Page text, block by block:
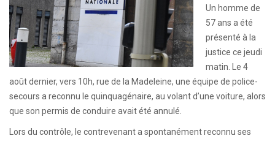
Un homme de
57 ans a été
présenté à la
justice ce jeudi
matin. Le 4
août dernier, vers 10h, rue de la Madeleine, une équipe de police-
secours a reconnu le quinquagénaire, au volant d’une voiture, alors
que son permis de conduire avait été annulé.
Lors du contrôle, le contrevenant a spontanément reconnu ses